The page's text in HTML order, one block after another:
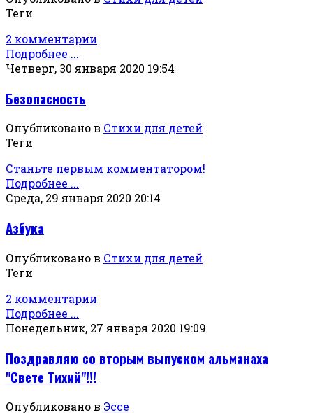
Теги
2 комментарии
Подробнее ...
Четверг, 30 января 2020 19:54
Безопасность
Опубликовано в Стихи для детей
Теги
Станьте первым комментатором!
Подробнее ...
Среда, 29 января 2020 20:14
Азбука
Опубликовано в Стихи для детей
Теги
2 комментарии
Подробнее ...
Понедельник, 27 января 2020 19:09
Поздравляю со вторым выпуском альманаха
"Свете Тихий"!!!
Опубликовано в Эссе